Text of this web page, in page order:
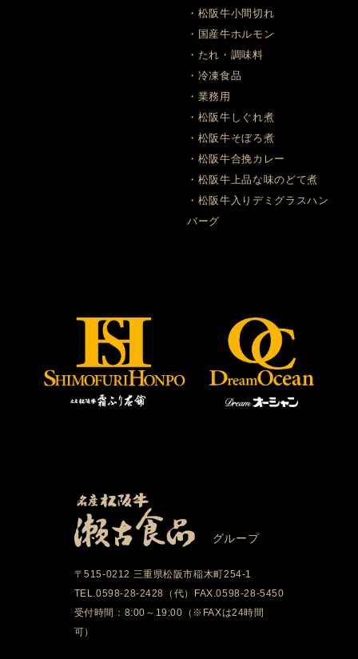
・松阪牛小間切れ
・国産牛ホルモン
・たれ・調味料
・冷凍食品
・業務用
・松阪牛しぐれ煮
・松阪牛そぼろ煮
・松阪牛合挽カレー
・松阪牛上品な味のどて煮
・松阪牛入りデミグラスハン
バーグ
グループ
〒515-0212 三重県松阪市稲木町254-1
TEL.0598-28-2428（代）FAX.0598-28-5450
受付時間：8:00～19:00（※FAXは24時間
可）